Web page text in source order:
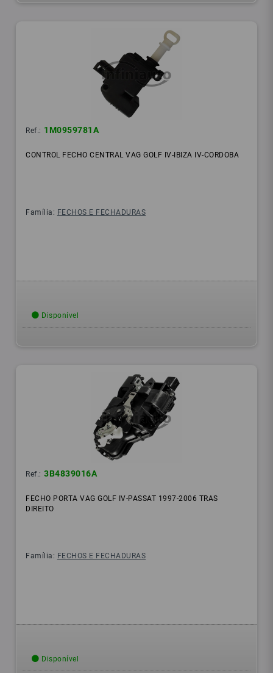
Ref.: 1M0959781A
CONTROL FECHO CENTRAL VAG GOLF IV-IBIZA IV-CORDOBA
Família: FECHOS E FECHADURAS
Disponível
Ref.: 3B4839016A
FECHO PORTA VAG GOLF IV-PASSAT 1997-2006 TRAS
DIREITO
Família: FECHOS E FECHADURAS
Disponível